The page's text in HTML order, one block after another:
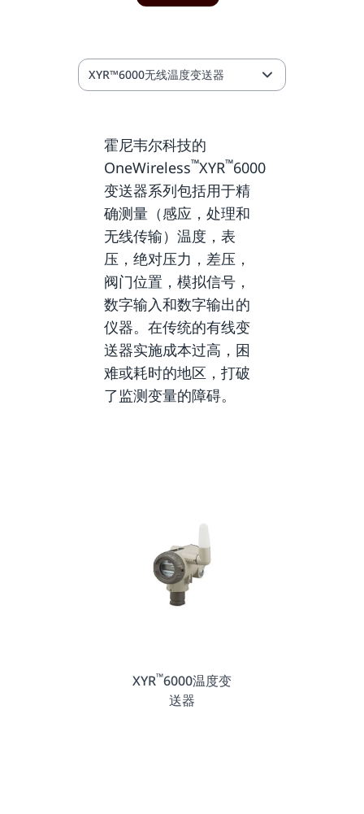
XYR™6000无线温度变送器
霍尼韦尔科技的
OneWireless™XYR™6000
变送器系列包括用于精
确测量（感应，处理和
无线传输）温度，表
压，绝对压力，差压，
阀门位置，模拟信号，
数字输入和数字输出的
仪器。在传统的有线变
送器实施成本过高，困
难或耗时的地区，打破
了监测变量的障碍。
XYR™6000温度变
送器